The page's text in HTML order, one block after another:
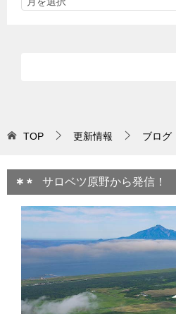
TOP 更新情報 ブログ
サロベツ原野から発信！